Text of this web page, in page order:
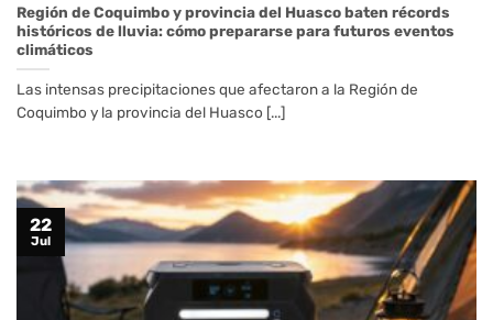
Región de Coquimbo y provincia del Huasco baten récords
históricos de lluvia: cómo prepararse para futuros eventos
climáticos
Las intensas precipitaciones que afectaron a la Región de
Coquimbo y la provincia del Huasco [...]
22
Jul